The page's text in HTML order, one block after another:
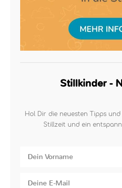
Stillkinder -
Hol Dir die neuesten Tipps
Stillzeit und ein